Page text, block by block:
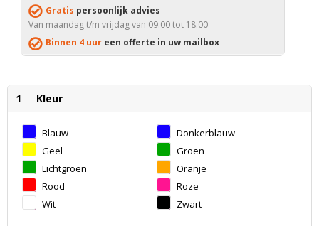
Gratis persoonlijk advies
Van maandag t/m vrijdag van 09:00 tot 18:00
Binnen 4 uur een offerte in uw mailbox
1 Kleur
Blauw
Donkerblauw
Geel
Groen
Lichtgroen
Oranje
Rood
Roze
Wit
Zwart